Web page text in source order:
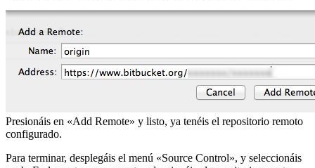
Presionáis en «Add Remote» y listo, ya tenéis el repositorio remoto
configurado.
Para terminar, desplegáis el menú «Source Control», y seleccionáis